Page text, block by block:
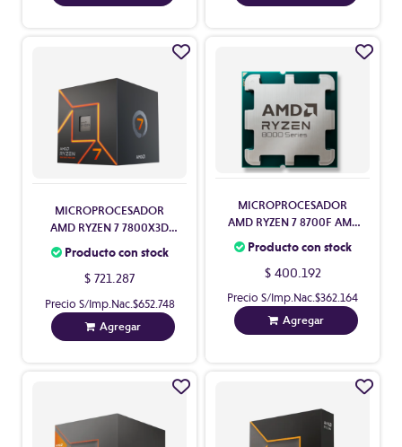
MICROPROCESADOR
AMD RYZEN 7 7800X3D
AM5 CON VIDEO SIN
Producto con stock
$ 721.287
Precio S/Imp.Nac. $652.748
Agregar
MICROPROCESADOR
AMD RYZEN 7 8700F AM5
SIN VIDEO CON COOLER
Producto con stock
$ 400.192
Precio S/Imp.Nac.$362.164
Agregar